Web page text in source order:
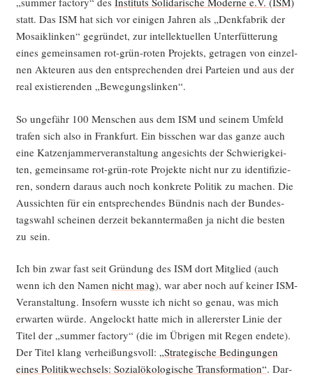
statt. Das ISM hat sich vor eini­gen Jah­ren als „Denk­fa­brik der
Mosa­i­k­lin­ken“ gegrün­det, zur intel­lek­tu­el­len Unter­füt­te­rung
eines gemein­sa­men rot-grün-roten Pro­jekts, getra­gen von ein­zel­
nen Akteu­ren aus den ent­spre­chen­den drei Par­tei­en und aus der
real exis­tie­ren­den „Bewe­gungs­lin­ken“.
So unge­fähr 100 Men­schen aus dem ISM und sei­nem Umfeld
tra­fen sich also in Frank­furt. Ein biss­chen war das gan­ze auch
eine Kat­zen­jam­mer­ver­an­stal­tung ange­sichts der Schwie­rig­kei­
ten, gemein­sa­me rot-grün-rote Pro­jek­te nicht nur zu iden­ti­fi­zie­
ren, son­dern dar­aus auch noch kon­kre­te Poli­tik zu machen. Die
Aus­sich­ten für ein ent­spre­chen­des Bünd­nis nach der Bun­des­
tags­wahl schei­nen der­zeit bekann­ter­ma­ßen ja nicht die bes­ten
zu sein.
Ich bin zwar fast seit Grün­dung des ISM dort Mit­glied (auch
wenn ich den Namen nicht mag), war aber noch auf kei­ner ISM-
Ver­an­stal­tung. Inso­fern wuss­te ich nicht so genau, was mich
erwar­ten wür­de. Ange­lockt hat­te mich in aller­ers­ter Linie der
Titel der „sum­mer fac­to­ry“ (die im Übri­gen mit Regen ende­te).
Der Titel klang ver­hei­ßungs­voll: „Stra­te­gi­sche Bedin­gun­gen
eines Poli­tik­wech­sels: Sozi­al­öko­lo­gi­sche Trans­for­ma­ti­on“. Dar­